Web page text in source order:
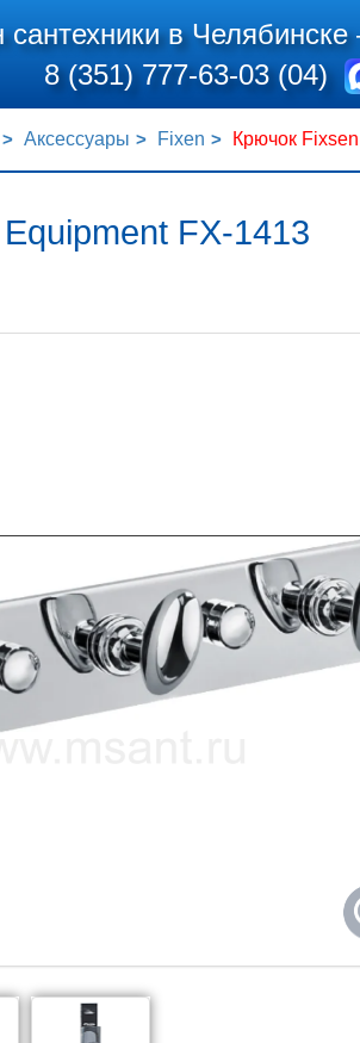
сантехники в
8 (351) 777-63-03 (04)
Аксессуары Fixen Крючок
FX-1413